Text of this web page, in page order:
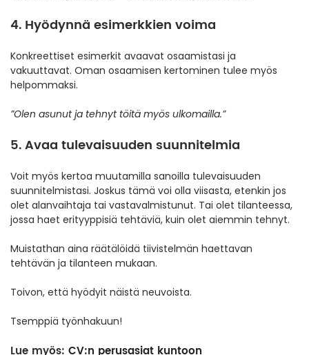
4. Hyödynnä esimerkkien voima
Konkreettiset esimerkit avaavat osaamistasi ja
vakuuttavat. Oman osaamisen kertominen tulee myös
helpommaksi.
”Olen asunut ja tehnyt töitä myös ulkomailla.”
5. Avaa tulevaisuuden suunnitelmia
Voit myös kertoa muutamilla sanoilla tulevaisuuden
suunnitelmistasi. Joskus tämä voi olla viisasta, etenkin jos
olet alanvaihtaja tai vastavalmistunut. Tai olet tilanteessa,
jossa haet erityyppisiä tehtäviä, kuin olet aiemmin tehnyt.
Muistathan aina räätälöidä tiivistelmän haettavan
tehtävän ja tilanteen mukaan.
Toivon, että hyödyit näistä neuvoista.
Tsemppiä työnhakuun!
Lue myös: CV:n perusasiat kuntoon